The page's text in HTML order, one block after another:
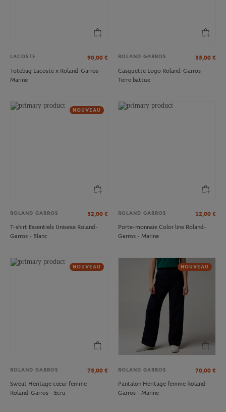
LACOSTE 90,00 €
Totebag Lacoste x Roland-Garros -
Marine
ROLAND GARROS 35,00 €
Casquette Logo Roland-Garros -
Terre battue
NOUVEAU
ROLAND GARROS 32,00 €
T-shirt Essentiels Unisexe Roland-
Garros - Blanc
ROLAND GARROS 12,00 €
Porte-monnaie Color line Roland-
Garros - Marine
NOUVEAU
ROLAND GARROS 75,00 €
Sweat Heritage cœur femme
Roland-Garros - Ecru
NOUVEAU
ROLAND GARROS 70,00 €
Pantalon Heritage femme Roland-
Garros - Marine